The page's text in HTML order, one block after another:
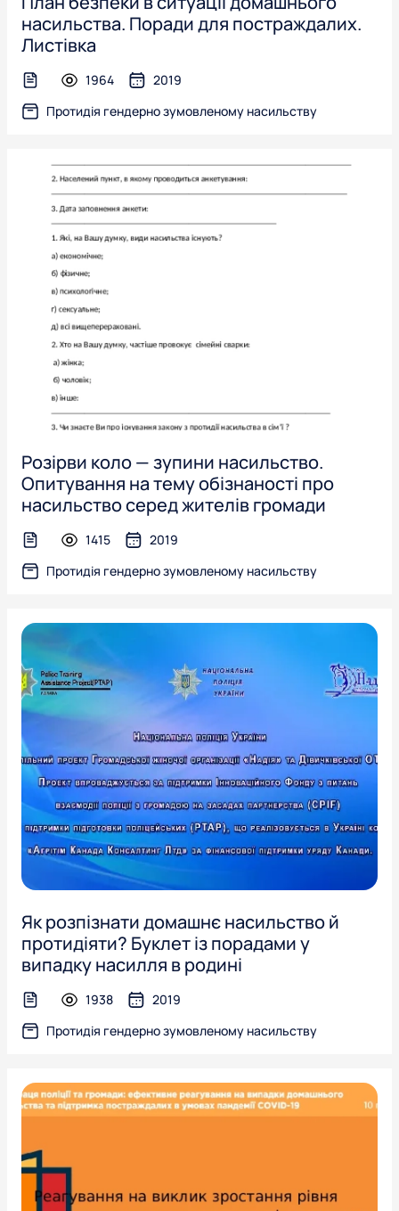
насильства. Поради для постраждалих.
Листівка
text-file1964
2019
Протидія гендерно зумовленому насильству
Розірви коло — зупини насильство.
Опитування на тему обізнаності про
насильство серед жителів громади
text-file1415
2019
Протидія гендерно зумовленому насильству
Як розпізнати домашнє насильство й
протидіяти? Буклет із порадами у
випадку насилля в родині
text-file1938
2019
Протидія гендерно зумовленому насильству